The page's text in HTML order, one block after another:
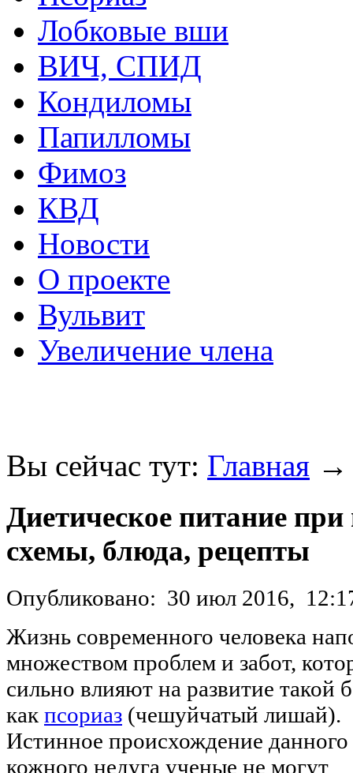
Лобковые вши
ВИЧ, СПИД
Кондиломы
Папилломы
Фимоз
КВД
Новости
О проекте
Вульвит
Увеличение члена
Вы сейчас тут: Главная
Диетическое питание
схемы, блюда, рецепты
Опубликовано: 30 июл 2016,
Жизнь современного человека
множеством проблем и забот,
сильно влияют на развитие такой
как псориаз (чешуйчатый лишай).
Истинное происхождение данного
кожного недуга ученые не могут